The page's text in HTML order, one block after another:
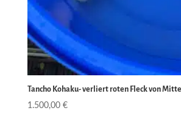
Tancho Kohaku- verliert roten Fleck von
1.500,00 €